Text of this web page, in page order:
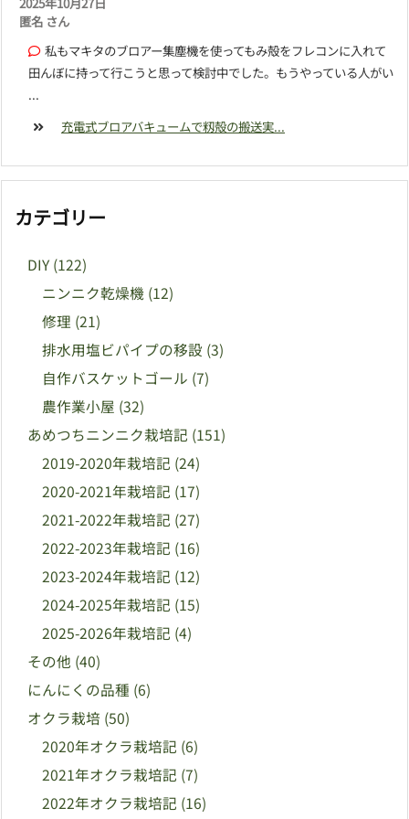
匿名 さん
私もマキタのブロアー集塵機を使ってもみ殻をフレコンに入れて
田んぼに持って行こうと思って検討中でした。もうやっている人がい
...
充電式ブロアバキュームで籾殻の搬送実...
カテゴリー
DIY (122)
ニンニク乾燥機 (12)
修理 (21)
排水用塩ビパイプの移設 (3)
自作バスケットゴール (7)
農作業小屋 (32)
あめつちニンニク栽培記 (151)
2019-2020年栽培記 (24)
2020-2021年栽培記 (17)
2021-2022年栽培記 (27)
2022-2023年栽培記 (16)
2023-2024年栽培記 (12)
2024-2025年栽培記 (15)
2025-2026年栽培記 (4)
その他 (40)
にんにくの品種 (6)
オクラ栽培 (50)
2020年オクラ栽培記 (6)
2021年オクラ栽培記 (7)
2022年オクラ栽培記 (16)